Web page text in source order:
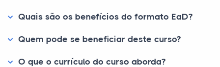
Quais são os benefícios do formato EaD?
Quem pode se beneficiar deste curso?
O que o currículo do curso aborda?